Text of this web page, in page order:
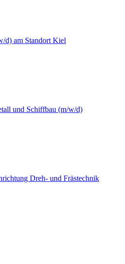
d) am Standort Kiel
und Schiffbau (m/w/d)
Dreh- und Frästechnik